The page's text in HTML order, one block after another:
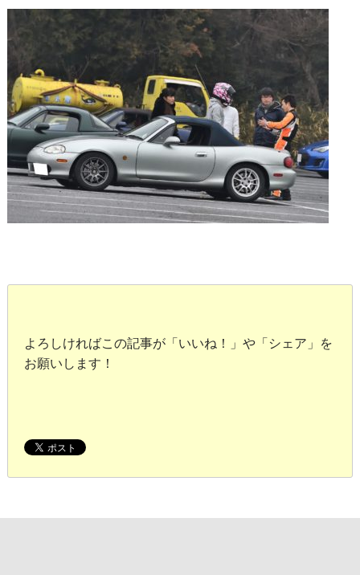
よろしければこの記事が「いいね！」や「シェア」を
お願いします！